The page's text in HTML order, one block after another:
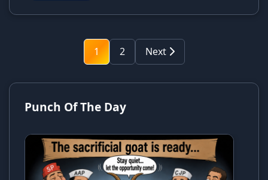
1 2 Next
Punch Of The Day